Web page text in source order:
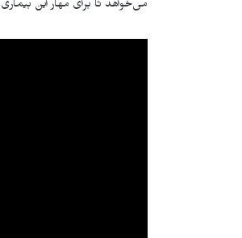
می‌خواهد تا برای مهار این